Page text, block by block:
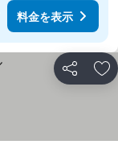
料金を表示
シェア お